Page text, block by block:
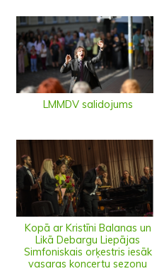
LMMDV salidojums
Kopā ar Kristīni Balanas un
Likā Debargu Liepājas
Simfoniskais orķestris iesāk
vasaras koncertu sezonu